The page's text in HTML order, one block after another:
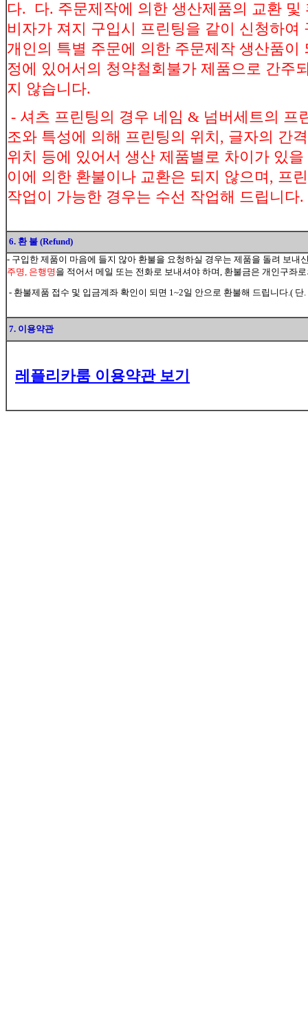
다. 다. 주문제작에 의한 생산제품의 교환
비자가 져지 구입시 프린팅을 같이 신청하여
개인의 특별 주문에 의한 주문제작 생산품이
정에 있어서의 청약철회불가 제품으로 간주
지 않습니다.
- 셔츠 프린팅의 경우 네임 & 넘버세트의 프
조와 특성에 의해 프린팅의 위치, 글자의 간
위치 등에 있어서 생산 제품별로 차이가 있
이에 의한 환불이나 교환은 되지 않으며, 프
작업이 가능한 경우는 수선 작업해 드립니다.
6. 환 불 (Refund)
- 구입한 제품이 마음에 들지 않아 환불을 요청하실 경우는 제품을 돌려 보내
주명, 은행명 을 적어서 메일 또는 전화로 보내셔야 하며, 환불금은 개인구좌
- 환불제품 접수 및 입금계좌 확인이 되면 1~2일 안으로 환불해 드립니다.(
7. 이용약관
레플리카룸 이용약관 보기